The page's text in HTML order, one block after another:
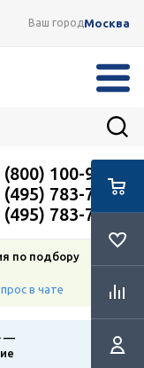
Ваш городМосква
(800) 100-91-12
(495) 783-72-87
(495) 783-72-87
по подбору
в чате
—